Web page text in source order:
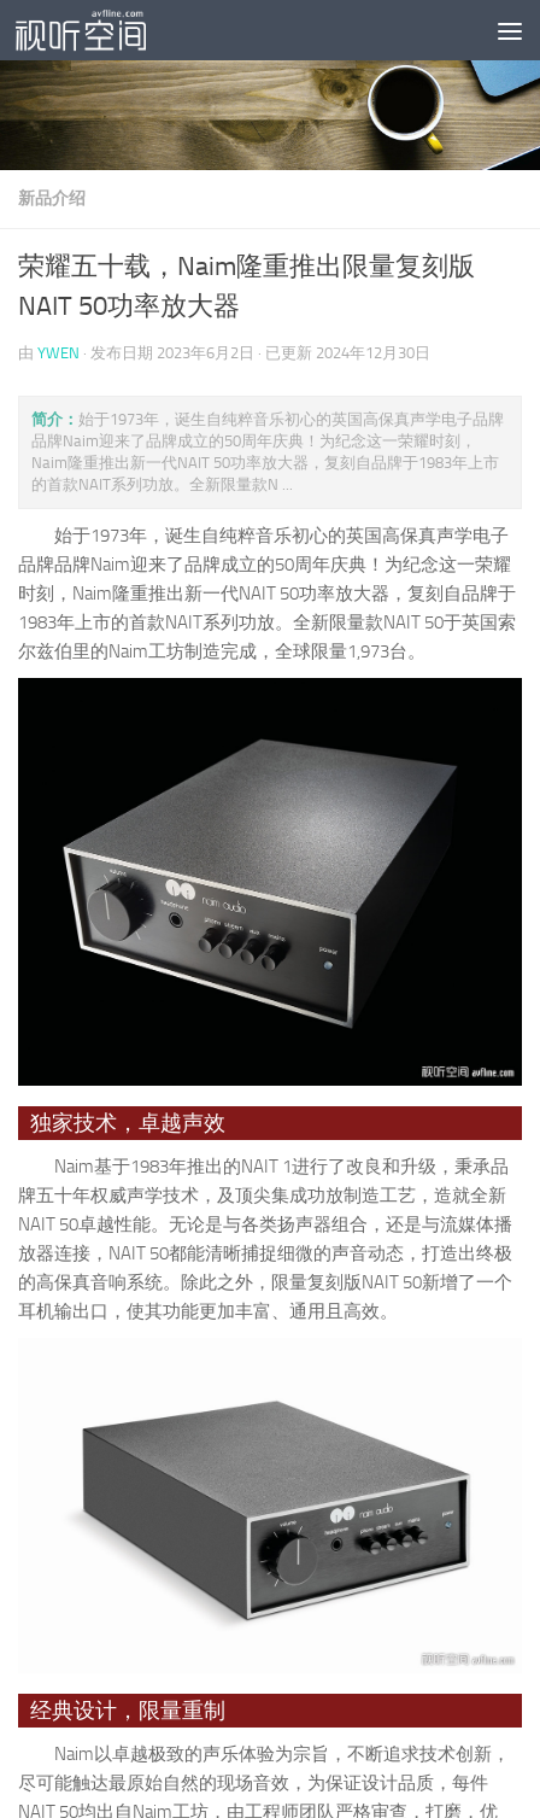
跳至内容
新品介绍
荣耀五十载，Naim隆重推出限量复刻版
NAIT 50功率放大器
由 YWEN · 发布日期 2023年6月2日 · 已更新 2024年12月30日
简介： 始于1973年，诞生自纯粹音乐初心的英国高保真声学电子品牌
品牌Naim迎来了品牌成立的50周年庆典！为纪念这一荣耀时刻，
Naim隆重推出新一代NAIT 50功率放大器，复刻自品牌于1983年上市
的首款NAIT系列功放。全新限量款N ...
始于1973年，诞生自纯粹音乐初心的英国高保真声学电子
品牌品牌Naim迎来了品牌成立的50周年庆典！为纪念这一荣耀
时刻，Naim隆重推出新一代NAIT 50功率放大器，复刻自品牌于
1983年上市的首款NAIT系列功放。全新限量款NAIT 50于英国索
尔兹伯里的Naim工坊制造完成，全球限量1,973台。
独家技术，卓越声效
Naim基于1983年推出的NAIT 1进行了改良和升级，秉承品
牌五十年权威声学技术，及顶尖集成功放制造工艺，造就全新
NAIT 50卓越性能。无论是与各类扬声器组合，还是与流媒体播
放器连接，NAIT 50都能清晰捕捉细微的声音动态，打造出终极
的高保真音响系统。除此之外，限量复刻版NAIT 50新增了一个
耳机输出口，使其功能更加丰富、通用且高效。
经典设计，限量重制
Naim以卓越极致的声乐体验为宗旨，不断追求技术创新，
尽可能触达最原始自然的现场音效，为保证设计品质，每件
NAIT 50均出自Naim工坊，由工程师团队严格审查，打磨，优